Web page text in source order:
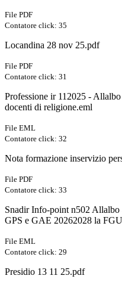
File PDF
Contatore click: 35
Locandina 28 nov 25.pdf
File PDF
Contatore click: 31
Professione ir 112025 - Allalbo
docenti di religione.eml
File EML
Contatore click: 32
Nota formazione inservizio
File PDF
Contatore click: 33
Snadir Info-point n502 Allalbo
GPS e GAE 20262028 la
File EML
Contatore click: 29
Presidio 13 11 25.pdf